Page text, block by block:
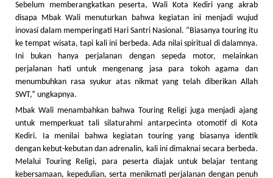
Sebelum memberangkatkan peserta, Wali Kota Kediri yang akrab
disapa Mbak Wali menuturkan bahwa kegiatan ini menjadi wujud
inovasi dalam memperingati Hari Santri Nasional. “Biasanya touring itu
ke tempat wisata, tapi kali ini berbeda. Ada nilai spiritual di dalamnya.
Ini bukan hanya perjalanan dengan sepeda motor, melainkan
perjalanan hati untuk mengenang jasa para tokoh agama dan
menumbuhkan rasa syukur atas nikmat yang telah diberikan Allah
SWT,” ungkapnya.
Mbak Wali menambahkan bahwa Touring Religi juga menjadi ajang
untuk memperkuat tali silaturahmi antarpecinta otomotif di Kota
Kediri. Ia menilai bahwa kegiatan touring yang biasanya identik
dengan kebut-kebutan dan adrenalin, kali ini dimaknai secara berbeda.
Melalui Touring Religi, para peserta diajak untuk belajar tentang
kebersamaan, kepedulian, serta menikmati perjalanan dengan penuh